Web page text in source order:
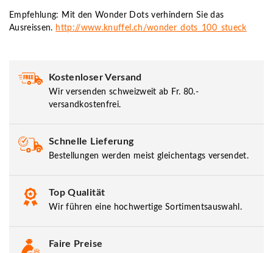
Empfehlung: Mit den Wonder Dots verhindern Sie das
Ausreissen. http://www.knuffel.ch/wonder_dots_100_stueck
Kostenloser Versand
Wir versenden schweizweit ab Fr. 80.-
versandkostenfrei.
Schnelle Lieferung
Bestellungen werden meist gleichentags versendet.
Top Qualität
Wir führen eine hochwertige Sortimentsauswahl.
Faire Preise